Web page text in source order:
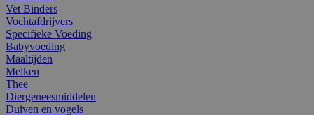
Vet Binders
Vochtafdrijvers
Specifieke Voeding
Babyvoeding
Maaltijden
Melken
Thee
Diergeneesmiddelen
Duiven en vogels